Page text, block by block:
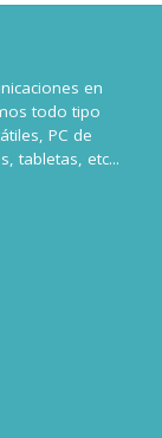
en
todo tipo
PC de
tabletas, etc...